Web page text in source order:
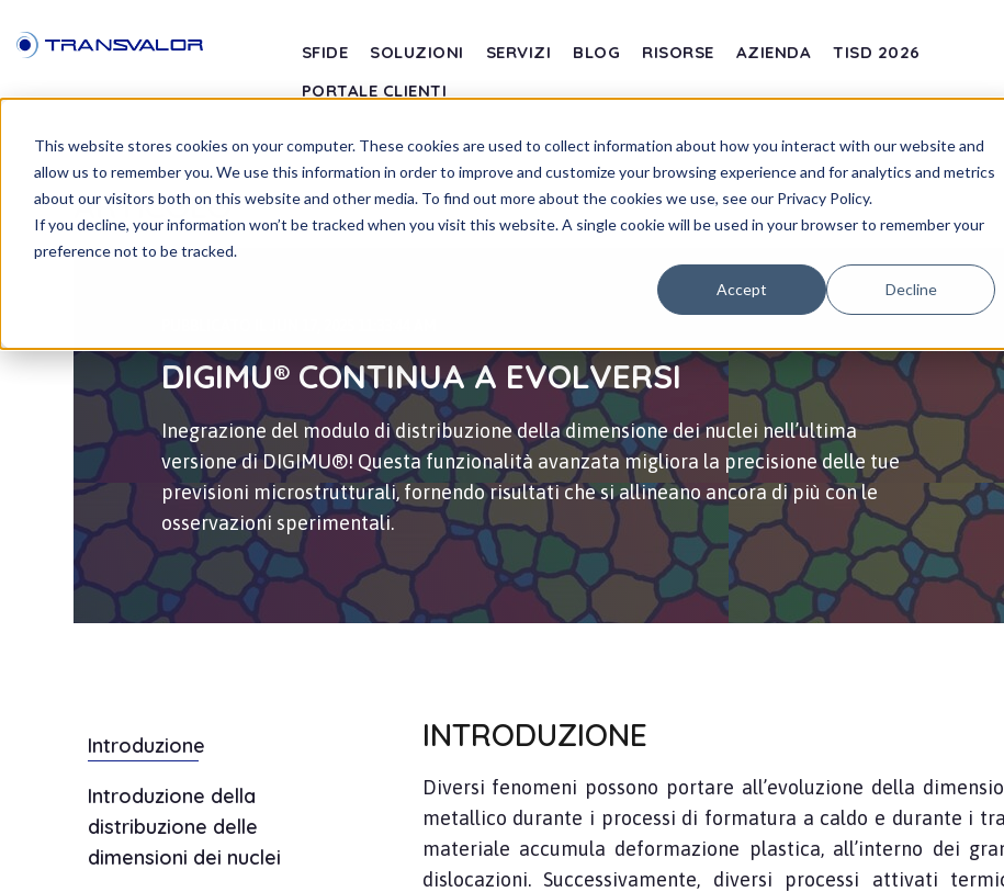
This website stores cookies on your computer. These cookies are used to collect information about how you interact with our website and
allow us to remember you. We use this information in order to improve and customize your browsing experience and for analytics and metrics
about our visitors both on this website and other media. To find out more about the cookies we use, see our Privacy Policy.
If you decline, your information won’t be tracked when you visit this website. A single cookie will be used in your browser to remember your
preference not to be tracked.
Accept Decline
SFIDE SOLUZIONI SERVIZI BLOG RISORSE AZIENDA
TISD 2026
PORTALE CLIENTI
ARTICOLO
DIGIMU® CONTINUA A EVOLVERSI
Inegrazione del modulo di distribuzione della dimensione dei nuclei nell’ultima
versione di DIGIMU®! Questa funzionalità avanzata migliora la precisione delle tue
previsioni microstrutturali, fornendo risultati che si allineano ancora di più con le
osservazioni sperimentali.
Introduzione
Introduzione della
distribuzione delle
dimensioni dei nuclei
INTRODUZIONE
Diversi fenomeni possono portare all’evoluzione della
metallico durante i processi di formatura a caldo e durante i
materiale accumula deformazione plastica, all’interno dei
dislocazioni. Successivamente, diversi processi attivati